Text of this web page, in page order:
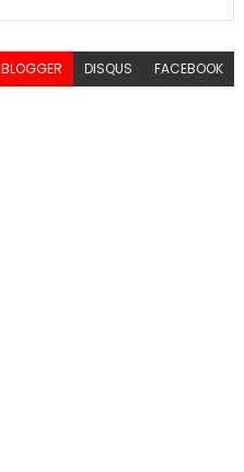
BLOGGER DISQUS FACEBOOK